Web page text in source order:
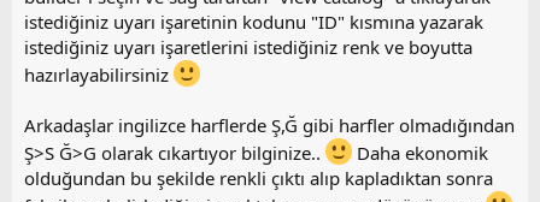
istediğiniz uyarı işaretinin kodunu "ID" kısmına yazarak
istediğiniz uyarı işaretlerini istediğiniz renk ve boyutta
hazırlayabilirsiniz
Arkadaşlar ingilizce harflerde Ş,Ğ gibi harfler olmadığından
Ş>S Ğ>G olarak cıkartıyor bilginize..
Daha ekonomik
olduğundan bu şekilde renkli çıktı alıp kapladıktan sonra